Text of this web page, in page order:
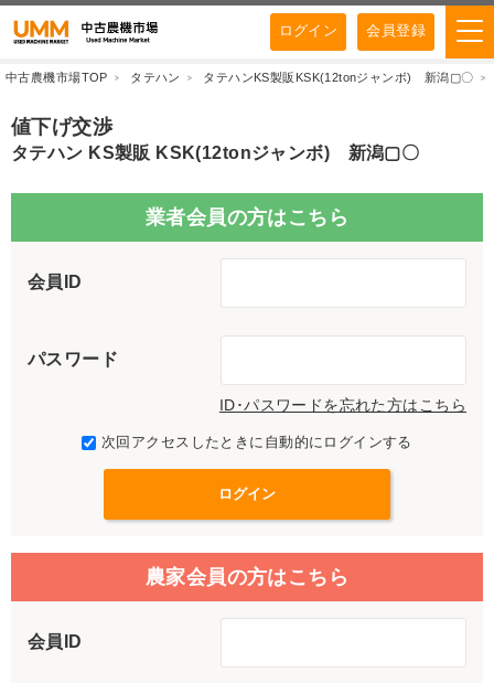
ログイン 会員登録
中古農機市場TOP タテハン タテハンKS製販KSK(12tonジャンボ) 新潟▢〇
値下げ交渉
タテハン KS製販 KSK(12tonジャンボ) 新潟▢〇
業者会員の方はこちら
会員ID
パスワード
ID･パスワードを忘れた方はこちら
次回アクセスしたときに自動的にログインする
農家会員の方はこちら
会員ID